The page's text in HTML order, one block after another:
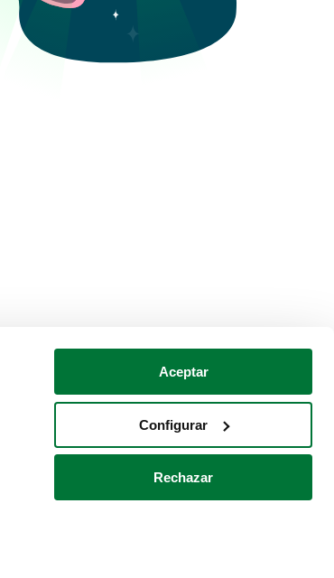
Aceptar
Configurar
Rechazar